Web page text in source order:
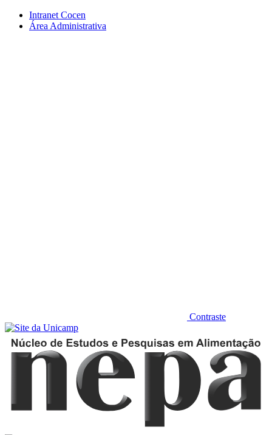
Conteúdo principal Menu principal
Intranet Cocen
Área Administrativa
Contraste